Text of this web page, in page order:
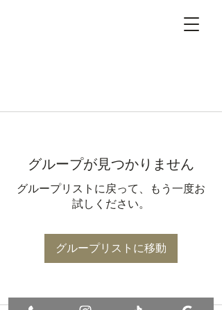
グループが見つかりません
グループリストに戻って、もう一度お
試しください。
グループリストに移動